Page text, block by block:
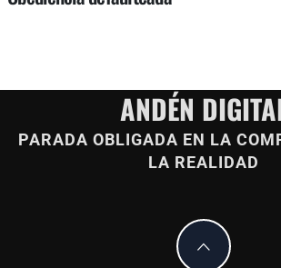
ANDÉN
PARADA OBLIGADA EN LA
LA REALIDAD